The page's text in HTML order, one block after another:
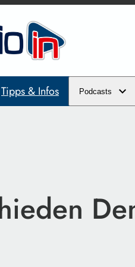
Tipps & Infos Podcasts